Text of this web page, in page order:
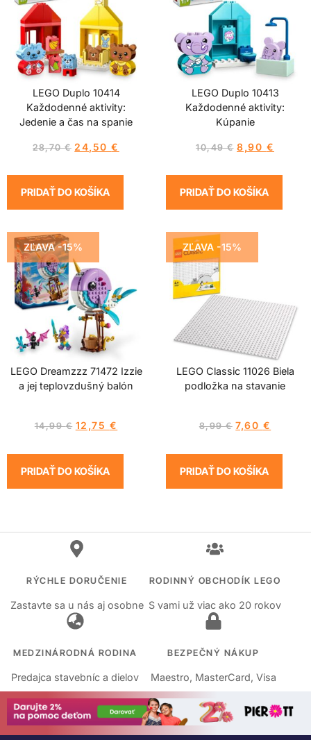
LEGO Duplo 10414
Každodenné aktivity:
Jedenie a čas na spanie
28,70€ 24,50€
PRIDAŤ DO KOŠÍKA
LEGO Duplo 10413
Každodenné aktivity:
Kúpanie
10,49€ 8,90 €
PRIDAŤ DO KOŠÍKA
ZĽAVA -15%
LEGO Dreamzzz 71472 Izzie
a jej teplovzdušný balón
14,99€ 12,75 €
PRIDAŤ DO KOŠÍKA
ZĽAVA -15%
LEGO Classic 11026 Biela
podložka na stavanie
8,99€ 7,60 €
PRIDAŤ DO KOŠÍKA
RÝCHLE DORUČENIE
Zastavte sa u nás aj osobne
RODINNÝ OBCHODÍK LEGO
S vami už viac ako 20 rokov
MEDZINÁRODNÁ RODINA
Predajca stavebníc a dielov
BEZPEČNÝ NÁKUP
Maestro, MasterCard, Visa